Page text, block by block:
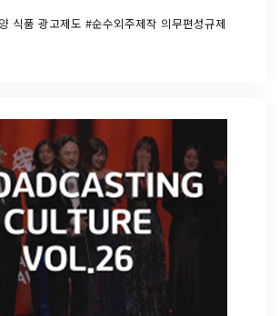
식품 광고제도 #순수외주제작 의무편성규제